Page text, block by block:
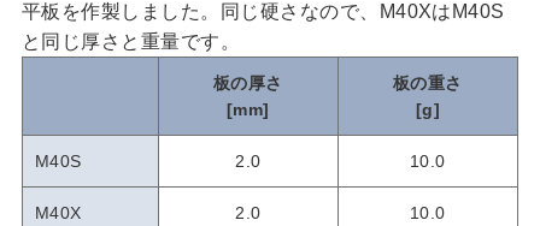
平板を作製しました。同じ硬さなので、M40XはM40S
と同じ厚さと重量です。
板の厚さ
[mm]
板の重さ
[g]
M40S 2.0 10.0
M40X 2.0 10.0